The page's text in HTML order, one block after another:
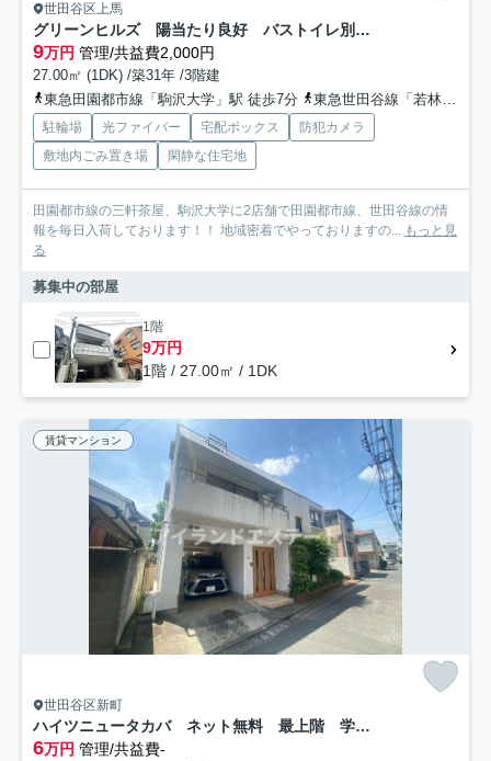
世田谷区上馬
グリーンヒルズ 陽当たり良好 バストイレ別 TVドアフォン
9万円 管理/共益費2,000円
27.00㎡ (1DK) /築31年 /3階建
東急田園都市線「駒沢大学」駅 徒歩7分
東急世田谷線「若林」駅 徒歩13分
駐輪場 光ファイバー 宅配ボックス
防犯カメラ
敷地内ごみ置き場
閑静な住宅地
田園都市線の三軒茶屋、駒沢大学に2店舗で田園都市線、世田谷線の情
報を毎日入荷しております！！ 地域密着でやっておりますの... もっと見
る
募集中の部屋
1階
9万円
1階 / 27.00㎡ / 1DK
賃貸マンション
世田谷区新町
ハイツニュータカバ ネット無料 最上階 学生おすすめ
6万円 管理/共益費-